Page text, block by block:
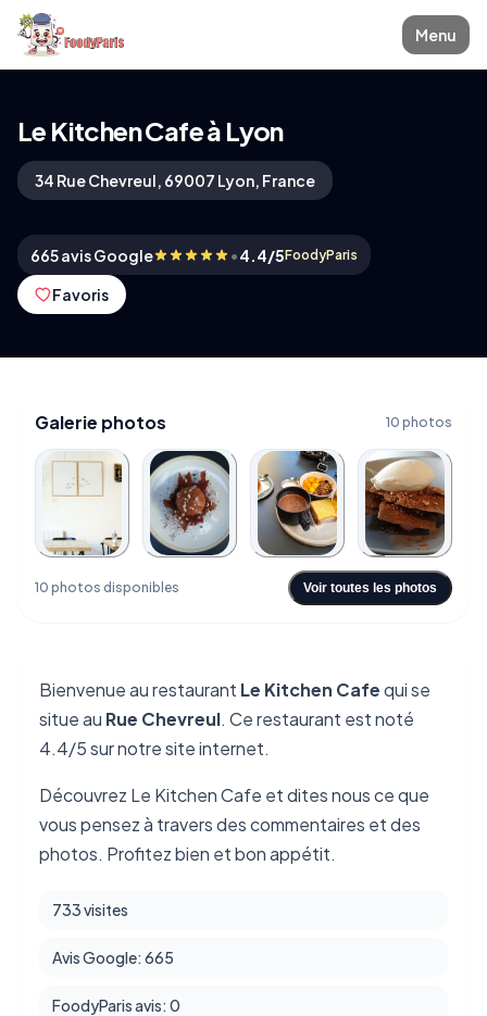
Menu
Le Kitchen Cafe à Lyon
34 Rue Chevreul, 69007 Lyon, France
665 avis Google •4.4/5FoodyParis
Favoris
Galerie photos 10 photos
+6
10 photos disponibles Voir toutes les photos
Bienvenue au restaurant Le Kitchen Cafequi se
situe au Rue Chevreul. Ce restaurant est noté
4.4/5 sur notre site internet.
Découvrez Le Kitchen Cafe et dites nous ce que
vous pensez à travers des commentaires et des
photos. Profitez bien et bon appétit.
733 visites
Avis Google: 665
FoodyParis avis: 0